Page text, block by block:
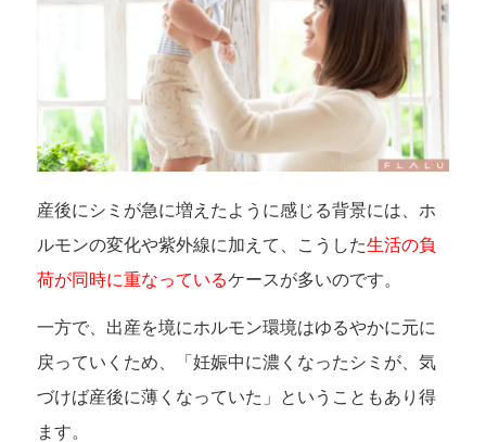
産後にシミが急に増えたように感じる背景には、ホ
ルモンの変化や紫外線に加えて、こうした生活の負
荷が同時に重なっているケースが多いのです。
一方で、出産を境にホルモン環境はゆるやかに元に
戻っていくため、「妊娠中に濃くなったシミが、気
づけば産後に薄くなっていた」ということもあり得
ます。